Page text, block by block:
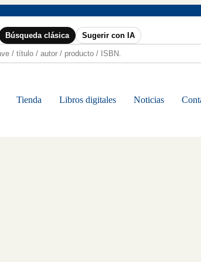
Búsqueda clásica Sugerir con IA
Tienda Libros digitales Noticias